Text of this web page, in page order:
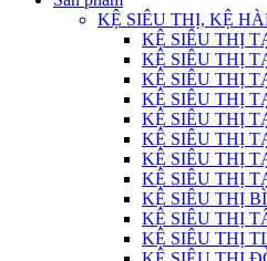
KỆ SIÊU THỊ, KỆ
KỆ SIÊU THỊ
KỆ SIÊU THỊ
KỆ SIÊU THỊ
KỆ SIÊU THỊ
KỆ SIÊU THỊ
KỆ SIÊU THỊ
KỆ SIÊU THỊ
KỆ SIÊU THỊ
KỆ SIÊU THỊ
KỆ SIÊU THỊ
KỆ SIÊU THỊ